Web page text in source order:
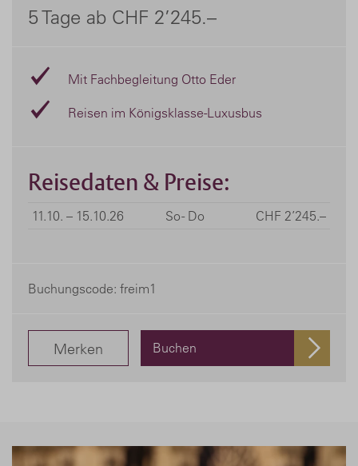
5 Tage ab CHF 2’245.–
Mit Fachbegleitung Otto Eder
Reisen im Königsklasse-Luxusbus
Reisedaten & Preise:
11.10. – 15.10.26 So - Do CHF 2’245.–
Buchungscode: freim1
Merken Buchen